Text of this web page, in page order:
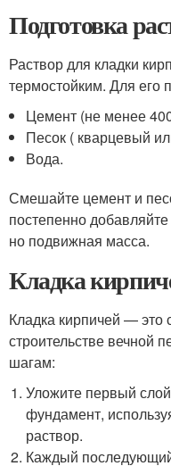
Подготовка
Раствор для кладки
термостойким. Для его
Цемент (не менее
Песок ( кварцевый
Вода.
Смешайте цемент и
постепенно
но подвижная масса.
Кладка
Кладка кирпичей —
строительстве вечной
шагам:
Уложите первый
фундамент,
раствор.
Каждый